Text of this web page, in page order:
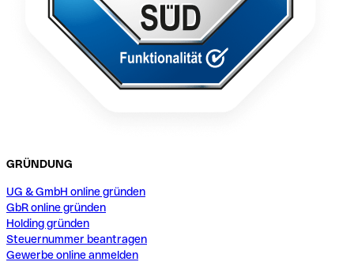
GRÜNDUNG
UG & GmbH online gründen
GbR online gründen
Holding gründen
Steuernummer beantragen
Gewerbe online anmelden